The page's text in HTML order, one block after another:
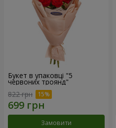
Букет в упаковці "5
червоних троянд"
822 грн
Замовити